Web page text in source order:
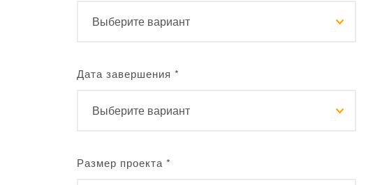
Дата завершения *
Размер проекта *